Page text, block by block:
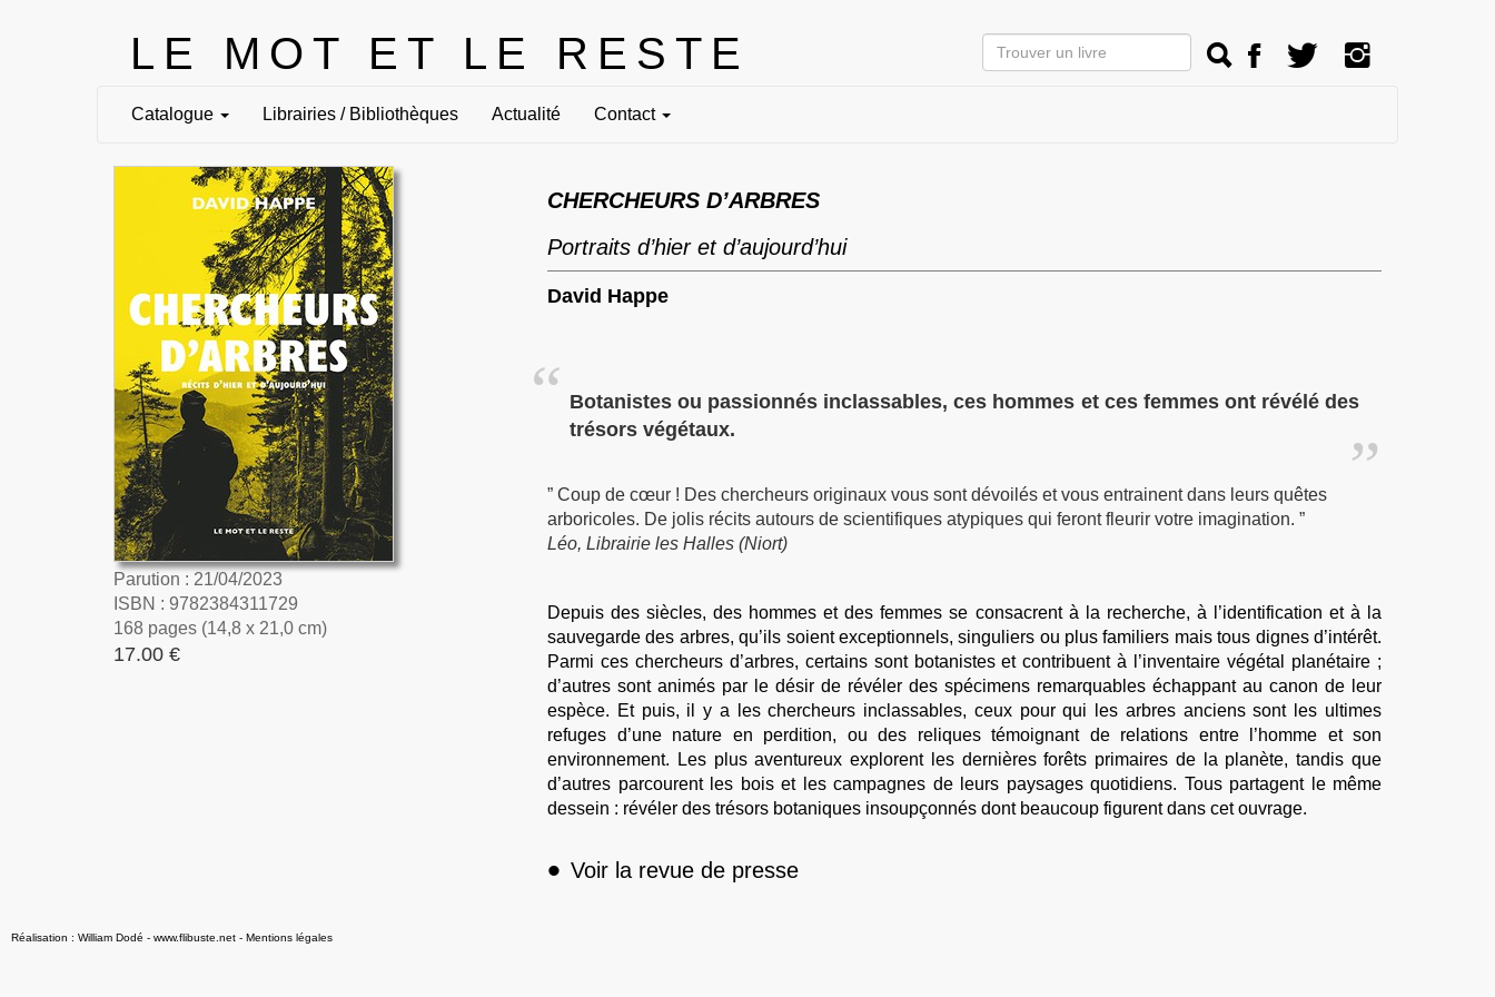
LE MOT ET LE RESTE
Catalogue Librairies / Bibliothèques Actualité Contact
Parution : 21/04/2023
ISBN : 9782384311729
168 pages (14,8 x 21,0 cm)
17.00 €
CHERCHEURS D’ARBRES
Portraits d’hier et d’aujourd’hui
David Happe
Botanistes ou passionnés inclassables, ces hommes et ces femmes ont révélé des
trésors végétaux.
” Coup de cœur ! Des chercheurs originaux vous sont dévoilés et vous entrainent dans leurs quêtes
arboricoles. De jolis récits autours de scientifiques atypiques qui feront fleurir votre imagination. ”
Léo, Librairie les Halles (Niort)
Depuis des siècles, des hommes et des femmes se consacrent à la recherche, à l’identification et à la
sauvegarde des arbres, qu’ils soient exceptionnels, singuliers ou plus familiers mais tous dignes d’intérêt.
Parmi ces chercheurs d’arbres, certains sont botanistes et contribuent à l’inventaire végétal planétaire ;
d’autres sont animés par le désir de révéler des spécimens remarquables échappant au canon de leur
espèce. Et puis, il y a les chercheurs inclassables, ceux pour qui les arbres anciens sont les ultimes
refuges d’une nature en perdition, ou des reliques témoignant de relations entre l’homme et son
environnement. Les plus aventureux explorent les dernières forêts primaires de la planète, tandis que
d’autres parcourent les bois et les campagnes de leurs paysages quotidiens. Tous partagent le même
dessein : révéler des trésors botaniques insoupçonnés dont beaucoup figurent dans cet ouvrage.
• Voir la revue de presse
Réalisation : William Dodé - www.flibuste.net - Mentions légales